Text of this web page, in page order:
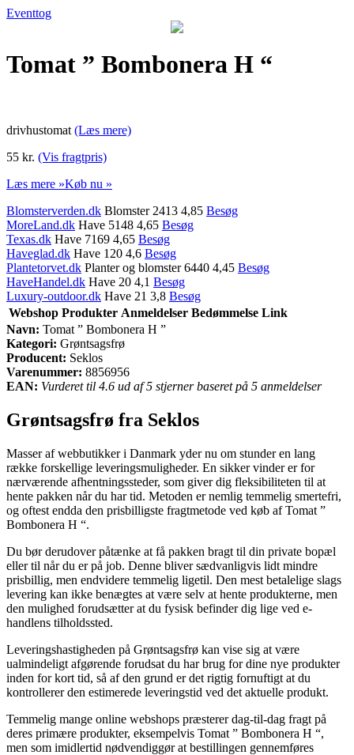
Eventtog
Tomat ” Bombonera H “
drivhustomat (Læs mere)
55 kr. (Vis fragtpris)
Læs mere »Køb nu »
Blomsterverden.dk Blomster 2413 4,85 Besøg
MoreLand.dk Have 5148 4,65 Besøg
Texas.dk Have 7169 4,65 Besøg
Haveglad.dk Have 120 4,6 Besøg
Plantetorvet.dk Planter og blomster 6440 4,45 Besøg
HaveHandel.dk Have 20 4,1 Besøg
Luxury-outdoor.dk Have 21 3,8 Besøg
Webshop Produkter Anmeldelser Bedømmelse Link
Navn: Tomat ” Bombonera H ”
Kategori: Grøntsagsfrø
Producent: Seklos
Varenummer: 8856956
EAN: Vurderet til 4.6 ud af 5 stjerner baseret på 5 anmeldelser
Grøntsagsfrø fra Seklos
Masser af webbutikker i Danmark yder nu om stunder en lang
række forskellige leveringsmuligheder. En sikker vinder er for
nærværende afhentningssteder, som giver dig fleksibiliteten til at
hente pakken når du har tid. Metoden er nemlig temmelig smertefri,
og oftest endda den prisbilligste fragtmetode ved køb af Tomat ”
Bombonera H “.
Du bør derudover påtænke at få pakken bragt til din private bopæl
eller til når du er på job. Denne bliver sædvanligvis lidt mindre
prisbillig, men endvidere temmelig ligetil. Den mest betalelige slags
levering kan ikke benægtes at være selv at hente produkterne, men
den mulighed forudsætter at du fysisk befinder dig lige ved e-
handlens tilholdssted.
Leveringshastigheden på Grøntsagsfrø kan vise sig at være
ualmindeligt afgørende forudsat du har brug for dine nye produkter
inden for kort tid, så af den grund er det rigtig fornuftigt at du
kontrollerer den estimerede leveringstid ved det aktuelle produkt.
Temmelig mange online webshops præsterer dag-til-dag fragt på
deres primære produkter, eksempelvis Tomat ” Bombonera H “,
men som imidlertid nødvendiggør at bestillingen gennemføres